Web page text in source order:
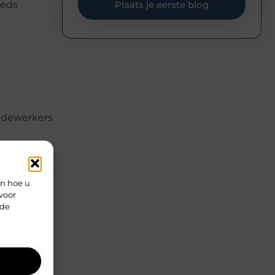
hoe u
ander
Plaats je eerste blog